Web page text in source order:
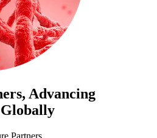
Advancing
Globally